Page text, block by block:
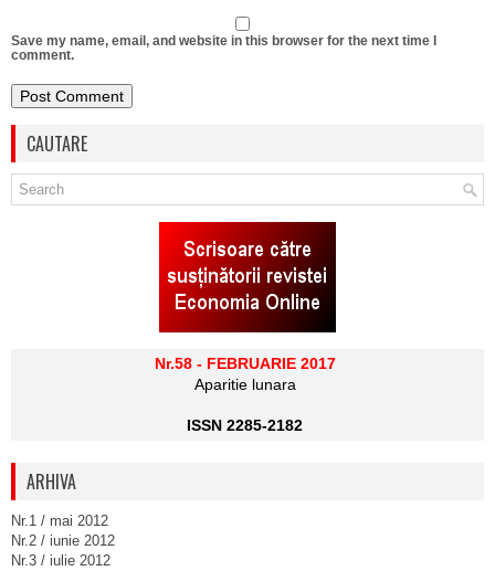
Save my name, email, and website in this browser for the next time I
comment.
CAUTARE
Nr.58 - FEBRUARIE 2017
Aparitie lunara
ISSN 2285-2182
ARHIVA
Nr.1 / mai 2012
Nr.2 / iunie 2012
Nr.3 / iulie 2012